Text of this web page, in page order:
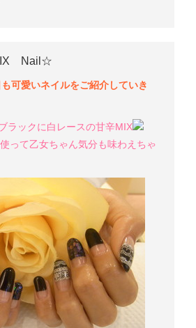
Nail☆
可愛いネイルをご紹介していき
ラックに白レースの甘辛MIX
って乙女ちゃん気分も味わえちゃ